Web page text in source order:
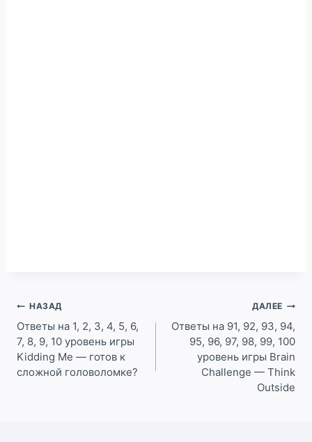
Навигация
по
записям
НАЗАД
Ответы на 1, 2, 3, 4, 5, 6,
7, 8, 9, 10 уровень игры
Kidding Me — готов к
сложной головоломке?
ДАЛЕЕ
Ответы на 91, 92, 93, 94,
95, 96, 97, 98, 99, 100
уровень игры Brain
Challenge — Think
Outside